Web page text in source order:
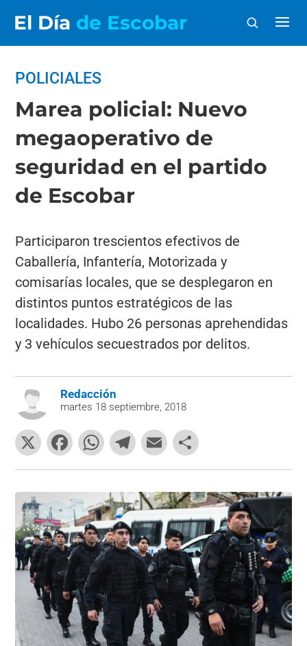
El Día de Escobar
POLICIALES
Marea policial: Nuevo
megaoperativo de
seguridad en el partido
de Escobar
Participaron trescientos efectivos de
Caballería, Infantería, Motorizada y
comisarías locales, que se desplegaron en
distintos puntos estratégicos de las
localidades. Hubo 26 personas aprehendidas
y 3 vehículos secuestrados por delitos.
Redacción
martes 18 septiembre, 2018
X
F
a
c
e
b
o
o
k
W
h
at
s
A
p
T
el
e
gr
a
m
E
m
ai
l
o
m
p
ar
tir